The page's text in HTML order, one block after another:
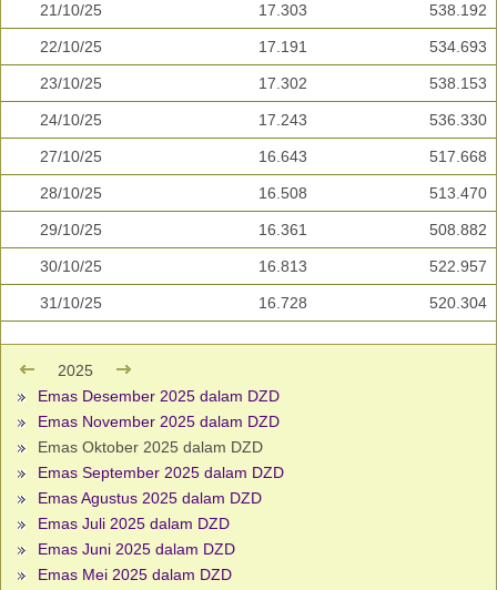
21/10/25 17.303 538.192
22/10/25 17.191 534.693
23/10/25 17.302 538.153
24/10/25 17.243 536.330
27/10/25 16.643 517.668
28/10/25 16.508 513.470
29/10/25 16.361 508.882
30/10/25 16.813 522.957
31/10/25 16.728 520.304
2025
Emas Desember 2025 dalam DZD
Emas November 2025 dalam DZD
Emas Oktober 2025 dalam DZD
Emas September 2025 dalam DZD
Emas Agustus 2025 dalam DZD
Emas Juli 2025 dalam DZD
Emas Juni 2025 dalam DZD
Emas Mei 2025 dalam DZD